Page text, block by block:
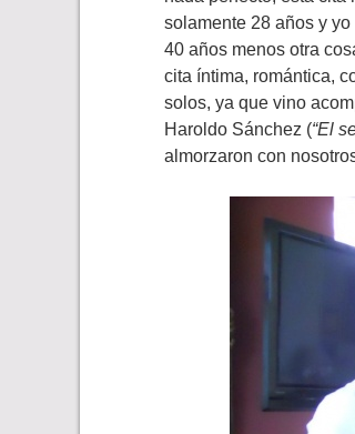
solamente 28 años y
40 años menos otra
cita íntima, romántica,
solos, ya que vino
Haroldo Sánchez (“El
almorzaron con